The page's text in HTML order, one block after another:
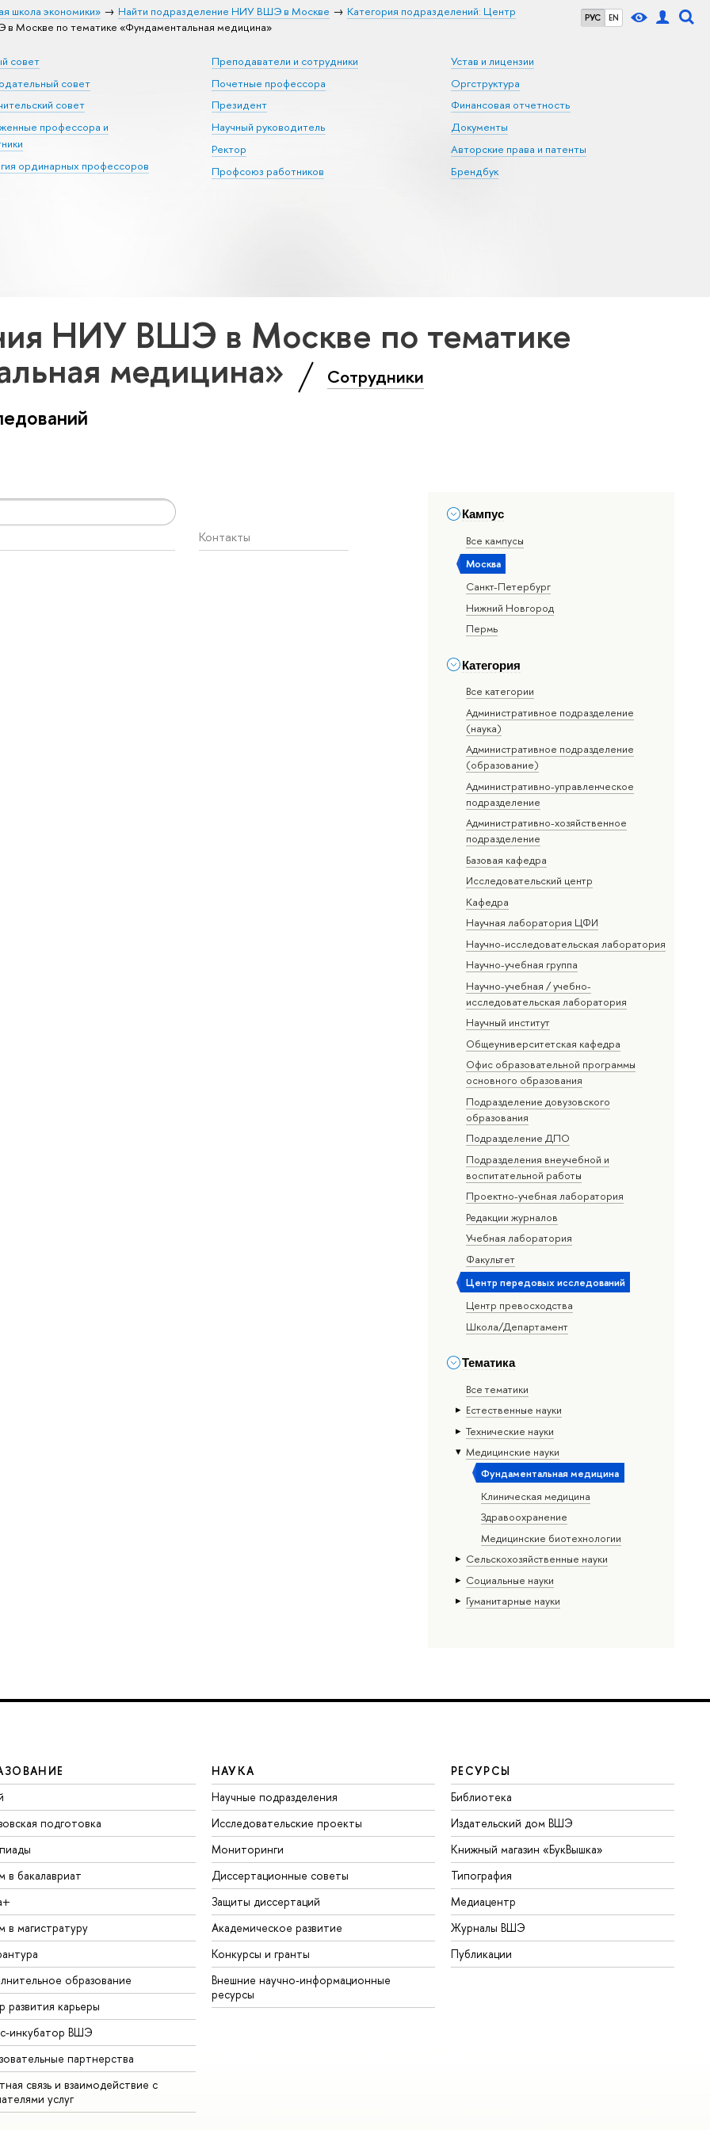
РУС EN
школа экономики» Найти подразделение НИУ ВШЭ в Москве
Категория подразделений: Центр
Москве по тематике «Фундаментальная медицина»
совет
совет
совет
профессора и
ординарных профессоров
Преподаватели и сотрудники
Почетные профессора
Президент
Научный руководитель
Ректор
Профсоюз работников
Устав и лицензии
Оргструктура
Финансовая отчетность
Документы
Авторские права и патенты
Брендбук
НИУ ВШЭ в Москве по тематике
медицина» Сотрудники
Кампус
Все кампусы
Москва
Санкт-Петербург
Нижний Новгород
Пермь
Категория
Все категории
Административное подразделение
(наука)
Административное подразделение
(образование)
Административно-управленческое
подразделение
Административно-хозяйственное
подразделение
Базовая кафедра
Исследовательский центр
Кафедра
Научная лаборатория ЦФИ
Научно-исследовательская лаборатория
Научно-учебная группа
Научно-учебная / учебно-
исследовательская лаборатория
Научный институт
Общеуниверситетская кафедра
Офис образовательной программы
основного образования
Подразделение довузовского
образования
Подразделение ДПО
Подразделения внеучебной и
воспитательной работы
Проектно-учебная лаборатория
Редакции журналов
Учебная лаборатория
Факультет
Центр передовых исследований
Центр превосходства
Школа/Департамент
Тематика
Все тематики
Естественные науки
Тех­ничес­кие науки
Медицинские науки
Фундаментальная медицина
Клиническая медицина
Здравоохранение
Медицинские биотехнологии
Сельскохозяйственные науки
Социальные науки
Гуманитарные науки
Контакты
подготовка
в бакалавриат
в магистратуру
образование
развития карьеры
инкубатор ВШЭ
партнерства
связь и взаимодействие с
услуг
НАУКА
Научные подразделения
Исследовательские проекты
Мониторинги
Диссертационные советы
Защиты диссертаций
Академическое развитие
Конкурсы и гранты
Внешние научно-информационные
ресурсы
РЕСУРСЫ
Библиотека
Издательский дом ВШЭ
Книжный магазин «БукВышка»
Типография
Медиацентр
Журналы ВШЭ
Публикации